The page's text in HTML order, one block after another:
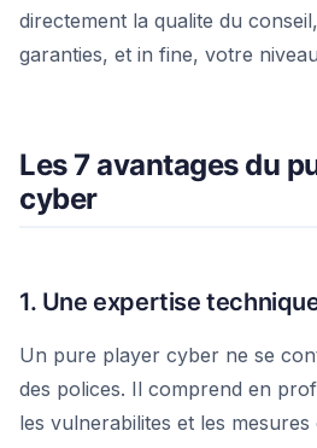
directement la qualite du
garanties, et in fine, votre
Les 7 avantages du
cyber
1. Une expertise
Un pure player cyber ne se
des polices. Il comprend en
les vulnerabilites et les